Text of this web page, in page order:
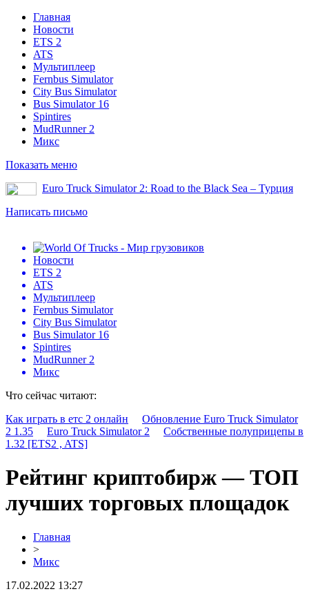
Главная
Новости
ETS 2
ATS
Мультиплеер
Fernbus Simulator
City Bus Simulator
Bus Simulator 16
Spintires
MudRunner 2
Микс
Показать меню
Euro Truck Simulator 2: Road to the Black Sea – Турция
Написать письмо
Новости
ETS 2
ATS
Мультиплеер
Fernbus Simulator
City Bus Simulator
Bus Simulator 16
Spintires
MudRunner 2
Микс
Что сейчас читают:
Как играть в етс 2 онлайн
Обновление Euro Truck Simulator
2 1.35
Euro Truck Simulator 2
Собственные полуприцепы в
1.32 [ETS2 , ATS]
Рейтинг криптобирж — ТОП
лучших торговых площадок
Главная
>
Микс
17.02.2022 13:27